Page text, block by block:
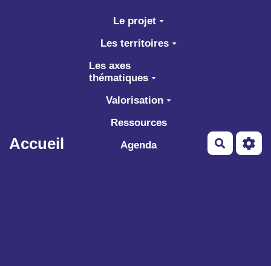
Aller au contenu principal
Accueil
Le projet
Les territoires
Les axes
thématiques
Valorisation
Ressources
Agenda